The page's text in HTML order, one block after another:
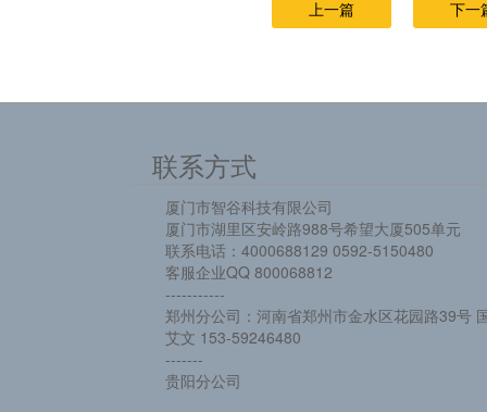
上一篇 下一
联系方式
厦门市智谷科技有限公司
厦门市湖里区安岭路988号希望大厦505单元
联系电话：4000688129 0592-5150480
客服企业QQ 800068812
-----------
郑州分公司：河南省郑州市金水区花园路39号
艾文 153-59246480
-------
贵阳分公司